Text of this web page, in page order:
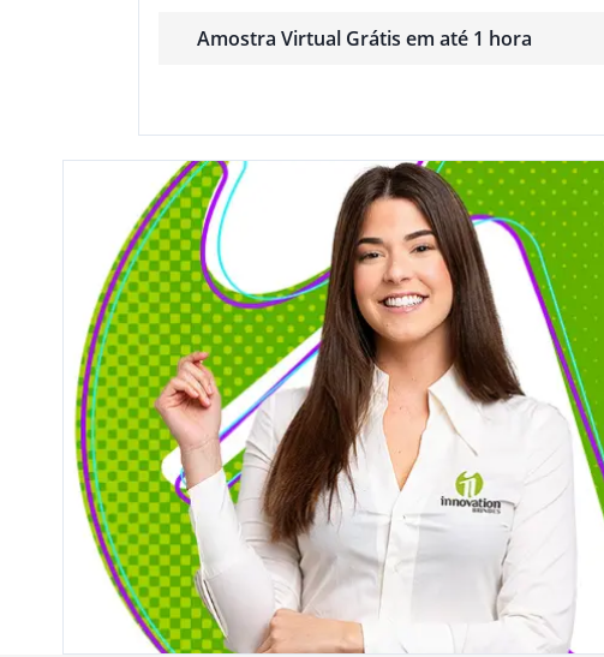
Amostra Virtual Grátis em até 1 hora